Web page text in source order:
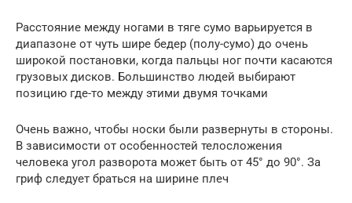
Расстояние между ногами в тяге сумо варьируется в
диапазоне от чуть шире бедер (полу-сумо) до очень
широкой постановки, когда пальцы ног почти касаются
грузовых дисков. Большинство людей выбирают
позицию где-то между этими двумя точками
Очень важно, чтобы носки были развернуты в стороны.
В зависимости от особенностей телосложения
человека угол разворота может быть от 45° до 90°. За
гриф следует браться на ширине плеч